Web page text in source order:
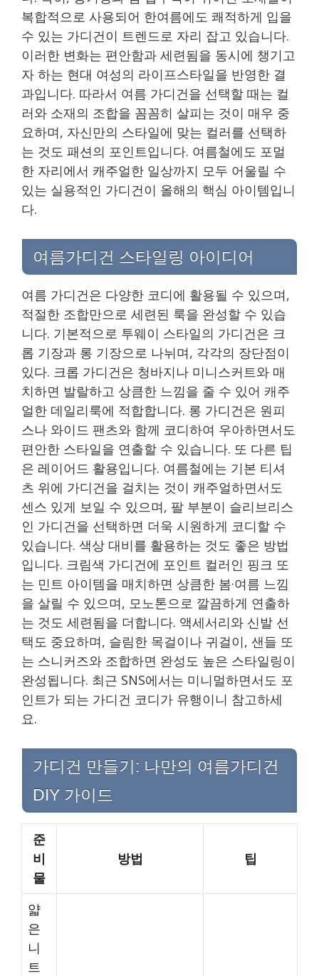
복합적으로 사용되어 한여름에도 쾌적하게 입을
수 있는 가디건이 트렌드로 자리 잡고 있습니다.
이러한 변화는 편안함과 세련됨을 동시에 챙기고
자 하는 현대 여성의 라이프스타일을 반영한 결
과입니다. 따라서 여름 가디건을 선택할 때는 컬
러와 소재의 조합을 꼼꼼히 살피는 것이 매우 중
요하며, 자신만의 스타일에 맞는 컬러를 선택하
는 것도 패션의 포인트입니다. 여름철에도 포멀
한 자리에서 캐주얼한 일상까지 모두 어울릴 수
있는 실용적인 가디건이 올해의 핵심 아이템입니
다.
여름가디건 스타일링 아이디어
여름 가디건은 다양한 코디에 활용될 수 있으며,
적절한 조합만으로 세련된 룩을 완성할 수 있습
니다. 기본적으로 투웨이 스타일의 가디건은 크
롭 기장과 롱 기장으로 나뉘며, 각각의 장단점이
있다. 크롭 가디건은 청바지나 미니스커트와 매
치하면 발랄하고 상큼한 느낌을 줄 수 있어 캐주
얼한 데일리룩에 적합합니다. 롱 가디건은 원피
스나 와이드 팬츠와 함께 코디하여 우아하면서도
편안한 스타일을 연출할 수 있습니다. 또 다른 팁
은 레이어드 활용입니다. 여름철에는 기본 티셔
츠 위에 가디건을 걸치는 것이 캐주얼하면서도
센스 있게 보일 수 있으며, 팔 부분이 슬리브리스
인 가디건을 선택하면 더욱 시원하게 코디할 수
있습니다. 색상 대비를 활용하는 것도 좋은 방법
입니다. 크림색 가디건에 포인트 컬러인 핑크 또
는 민트 아이템을 매치하면 상큼한 봄·여름 느낌
을 살릴 수 있으며, 모노톤으로 깔끔하게 연출하
는 것도 세련됨을 더합니다. 액세서리와 신발 선
택도 중요하며, 슬림한 목걸이나 귀걸이, 샌들 또
는 스니커즈와 조합하면 완성도 높은 스타일링이
완성됩니다. 최근 SNS에서는 미니멀하면서도 포
인트가 되는 가디건 코디가 유행이니 참고하세
요.
가디건 만들기: 나만의 여름가디건
DIY 가이드
준
비
물
방법 팁
얇
은
니
트